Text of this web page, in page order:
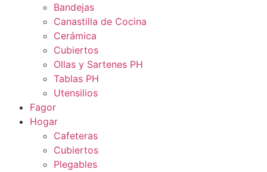
Bandejas
Canastilla de Cocina
Cerámica
Cubiertos
Ollas y Sartenes PH
Tablas PH
Utensilios
Fagor
Hogar
Cafeteras
Cubiertos
Plegables